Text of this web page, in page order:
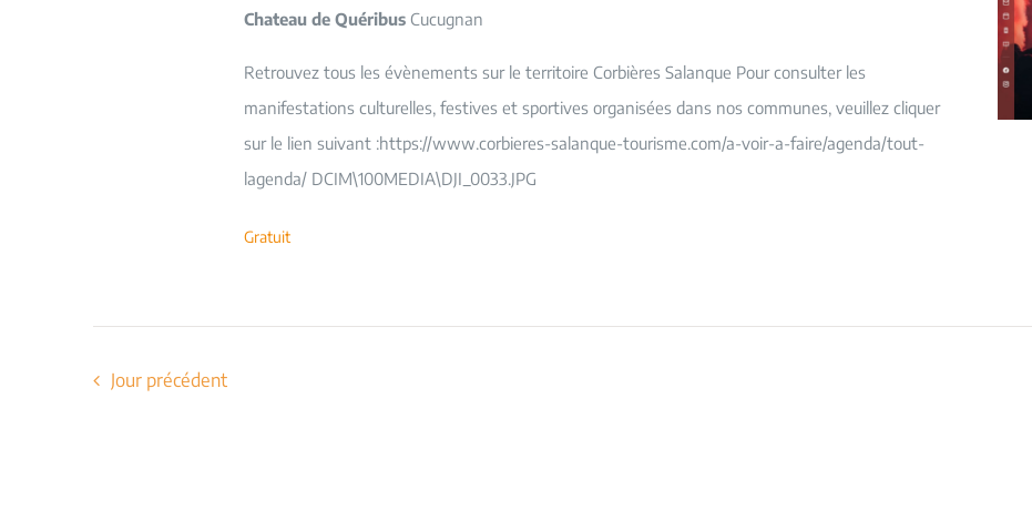
Chateau de Quéribus Cucugnan
Retrouvez tous les évènements sur le territoire Corbières Salanque Pour consulter les
manifestations culturelles, festives et sportives organisées dans nos communes, veuillez cliquer
sur le lien suivant :https://www.corbieres-salanque-tourisme.com/a-voir-a-faire/agenda/tout-
lagenda/ DCIM\100MEDIA\DJI_0033.JPG
Gratuit
Jour précédent